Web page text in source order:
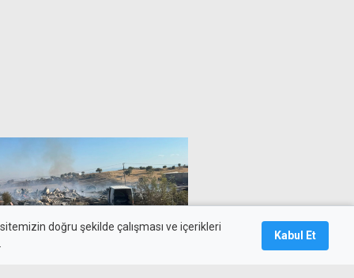
doğru şekilde çalışması ve içerikleri
Kabul Et